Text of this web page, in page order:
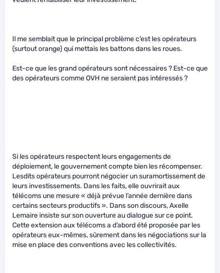
Il me semblait que le principal problème c’est les opérateurs
(surtout orange) qui mettais les battons dans les roues.
Est-ce que les grand opérateurs sont nécessaires ? Est-ce que
des opérateurs comme OVH ne seraient pas intéressés ?
Si les opérateurs respectent leurs engagements de
déploiement, le gouvernement compte bien les récompenser.
Lesdits opérateurs pourront négocier un suramortissement de
leurs investissements. Dans les faits, elle ouvrirait aux
télécoms une mesure « déjà prévue l’année dernière dans
certains secteurs productifs ». Dans son discours, Axelle
Lemaire insiste sur son ouverture au dialogue sur ce point.
Cette extension aux télécoms a d’abord été proposée par les
opérateurs eux-mêmes, sûrement dans les négociations sur la
mise en place des conventions avec les collectivités.